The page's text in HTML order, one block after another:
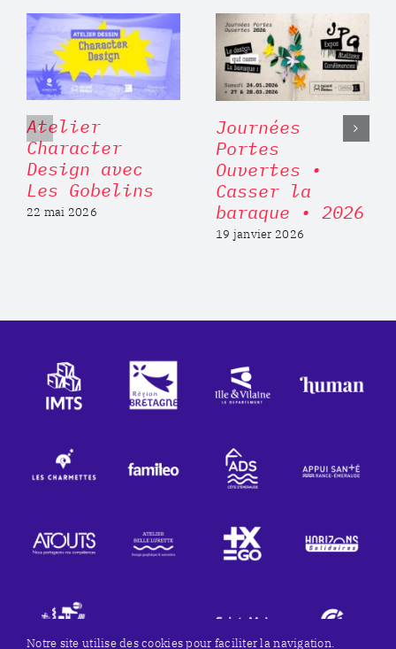
Atelier
Character
Design avec
Les Gobelins
22 mai 2026
Journées
Portes
Ouvertes •
Casser la
baraque • 2026
19 janvier 2026
Notre site utilise des cookies pour faciliter la navigation.